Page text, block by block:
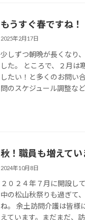
もうすぐ春ですね！
2025年2月17日
少しずつ朝晩が長くなり
した。 ところで、２月は
したい！と多くのお問い
問のスケジュール調整な
秋！職員も増えて
2024年10月8日
２０２４年７月に開設し
中の松山秋祭りも過ぎて
ね。 余土訪問介護は皆様
えています。まだまだ、